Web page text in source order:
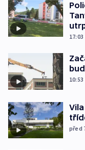
17:03
10:53
před